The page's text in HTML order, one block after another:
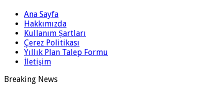
Ana Sayfa
Hakkımızda
Kullanım Şartları
Çerez Politikası
Yıllık Plan Talep Formu
İletişim
Breaking News